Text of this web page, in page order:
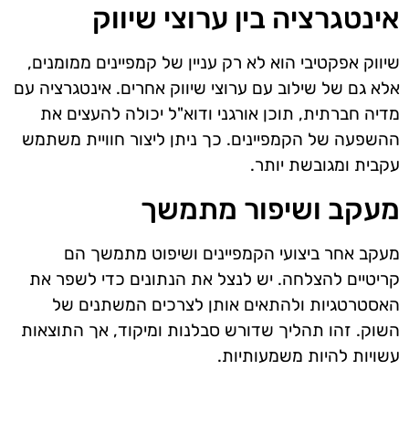
אינטגרציה בין ערוצי שיווק
שיווק אפקטיבי הוא לא רק עניין של קמפיינים ממומנים,
אלא גם של שילוב עם ערוצי שיווק אחרים. אינטגרציה עם
מדיה חברתית, תוכן אורגני ודוא"ל יכולה להעצים את
ההשפעה של הקמפיינים. כך ניתן ליצור חוויית משתמש
עקבית ומגובשת יותר.
מעקב ושיפור מתמשך
מעקב אחר ביצועי הקמפיינים ושיפוט מתמשך הם
קריטיים להצלחה. יש לנצל את הנתונים כדי לשפר את
האסטרטגיות ולהתאים אותן לצרכים המשתנים של
השוק. זהו תהליך שדורש סבלנות ומיקוד, אך התוצאות
עשויות להיות משמעותיות.